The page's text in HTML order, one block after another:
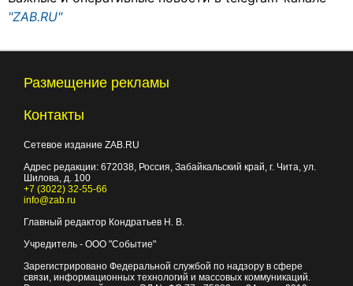
"ZAB.RU"
Размещение рекламы
Контакты
Сетевое издание ZAB.RU
Адрес редакции: 672038, Россия, Забайкальский край, г. Чита, ул.
Шилова, д. 100
+7 (3022) 32-55-66
info@zab.ru
Главный редактор Кондратьев Н. В.
Учредитель - ООО "Событие"
Зарегистрировано Федеральной службой по надзору в сфере
связи, информационных технологий и массовых коммуникаций.